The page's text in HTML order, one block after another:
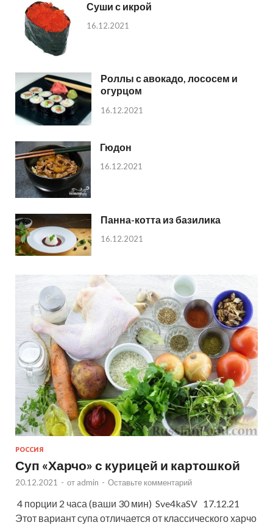
Суши с икрой
16.12.2021
Роллы с авокадо, лососем и
огурцом
16.12.2021
Гюдон
16.12.2021
Панна-котта из базилика
16.12.2021
РОССИЯ
Суп «Харчо» с курицей и картошкой
20.12.2021 - от admin - Оставьте комментарий
4 порции 2 часа (ваши 30 мин) Sve4kaSV 17.12.21
Этот вариант супа отличается от классического харчо